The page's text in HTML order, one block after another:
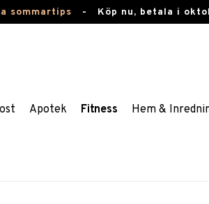
sommartips - Köp nu, betala i
Apotek Fitness Hem &